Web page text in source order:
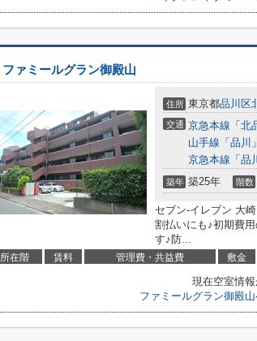
ファミールグラン御殿山
住所 東京都品川区
交通 京急本線 「 北
山手線 「 品川
京急本線 「 品川
築年 築25年 階数
セブン-イレブン 大
割払いにも♪初期費
す♪防...
所在階 賃料 管理費・共益費 敷金
現在空室情報
ファミールグラン御殿